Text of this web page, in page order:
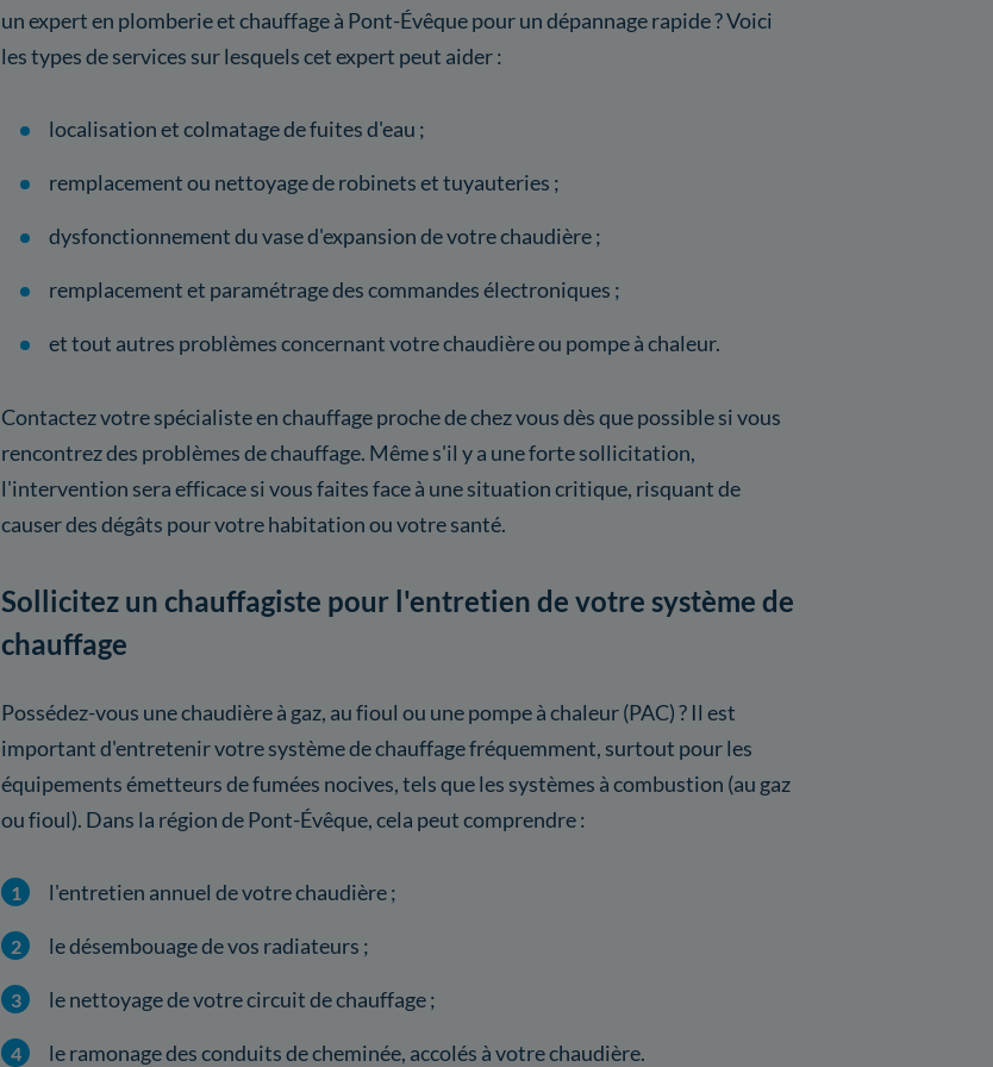
un expert en plomberie et chauffage à Pont-Évêque pour un dépannage rapide ? Voici
les types de services sur lesquels cet expert peut aider :
localisation et colmatage de fuites d'eau ;
remplacement ou nettoyage de robinets et tuyauteries ;
dysfonctionnement du vase d'expansion de votre chaudière ;
remplacement et paramétrage des commandes électroniques ;
et tout autres problèmes concernant votre chaudière ou pompe à chaleur.
Contactez votre spécialiste en chauffage proche de chez vous dès que possible si vous
rencontrez des problèmes de chauffage. Même s'il y a une forte sollicitation,
l'intervention sera efficace si vous faites face à une situation critique, risquant de
causer des dégâts pour votre habitation ou votre santé.
Sollicitez un chauffagiste pour l'entretien de votre système de
chauffage
Possédez-vous une chaudière à gaz, au fioul ou une pompe à chaleur (PAC) ? Il est
important d'entretenir votre système de chauffage fréquemment, surtout pour les
équipements émetteurs de fumées nocives, tels que les systèmes à combustion (au gaz
ou fioul). Dans la région de Pont-Évêque, cela peut comprendre :
l'entretien annuel de votre chaudière ;
le désembouage de vos radiateurs ;
le nettoyage de votre circuit de chauffage ;
le ramonage des conduits de cheminée, accolés à votre chaudière.